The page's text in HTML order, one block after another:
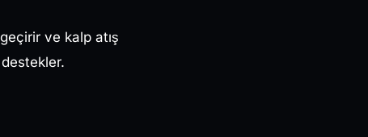
ve kalp atış
destekler.